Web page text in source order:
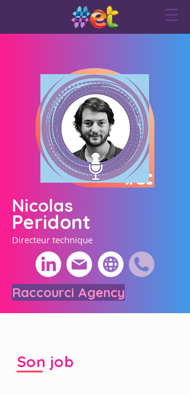
Nicolas
Peridont
Directeur technique
Raccourci Agency
Son job